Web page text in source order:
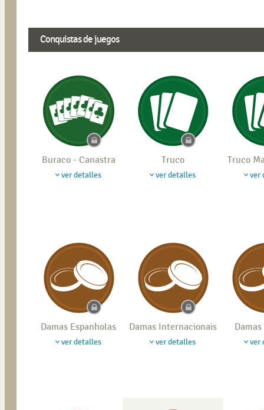
Conquistas de juegos
Buraco - Canastra
ver detalles
Truco
ver detalles
Truco
ver
Damas Espanholas
ver detalles
Damas Internacionais
ver detalles ver